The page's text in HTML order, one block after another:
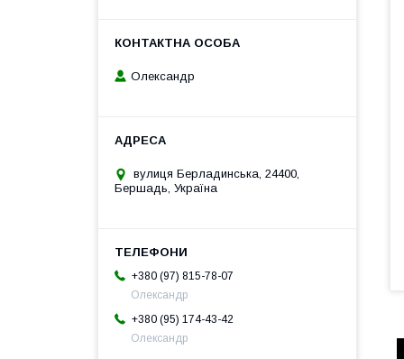
Олександр
вулиця Берладинська, 24400,
Бершадь, Україна
+380 (97) 815-78-07
Олександр
+380 (95) 174-43-42
Олександр